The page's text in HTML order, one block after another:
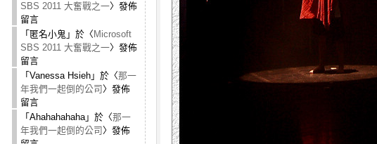
SBS 2011 大奮戰之一〉發佈
留言
「 匿名小鬼 」於〈 Microsoft
SBS 2011 大奮戰之一〉發佈
留言
「 Vanessa Hsieh」於〈那一
年我們一起倒的公司 〉發佈
留言
「 Ahahahahaha」於〈那一
年我們一起倒的公司 〉發佈